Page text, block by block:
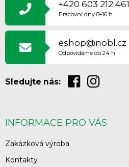
T
+420 603 212 461
Pracovní dny 8–16 h
eshop@nobl.cz
Odpovídáme do 24 h
Sledujte nás:
INFORMACE PRO VÁS
Zakázková výroba
Kontakty